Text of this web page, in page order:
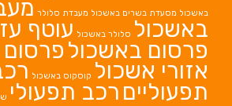
באשכול מעבדת סלולר מעבדת סלולר
סלולר באשכול עוטף עזה עסקים
פרסום במועצה
קוסקוס באשכול רכבים
רכב תפעולי שבועות בגילו לי שירותי גז